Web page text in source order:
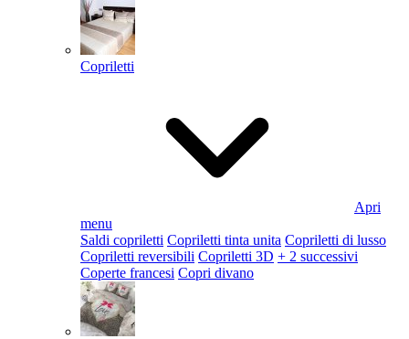
Copriletti
Apri
menu
Saldi copriletti Copriletti tinta unita Copriletti di lusso
Copriletti reversibili Copriletti 3D + 2 successivi
Coperte francesi Copri divano